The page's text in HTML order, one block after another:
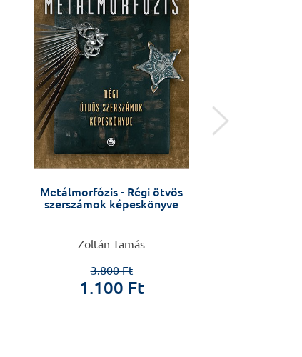
Metálmorfózis - Régi ötvös
szerszámok képeskönyve
Zoltán Tamás
3.800 Ft
1.100 Ft